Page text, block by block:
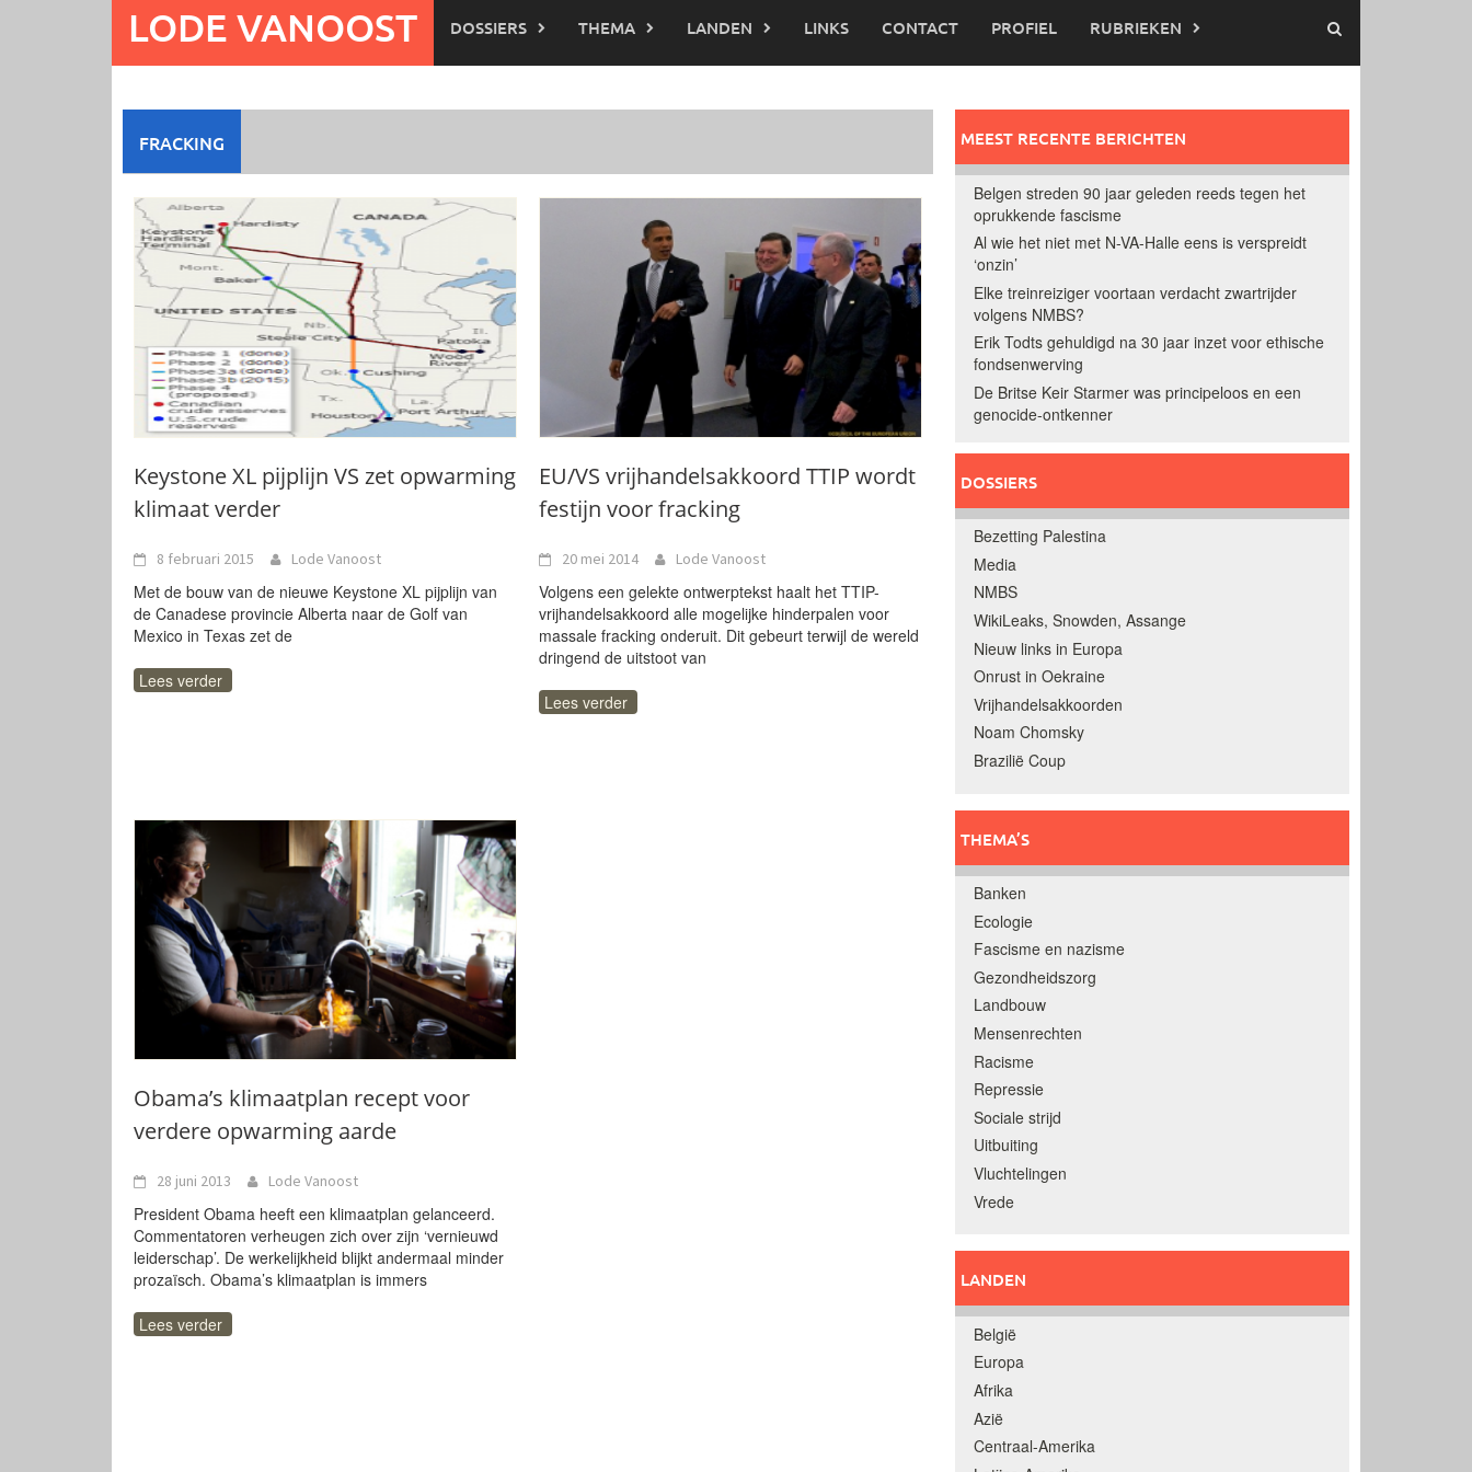
LODE VANOOST DOSSIERS THEMA LANDEN LINKS CONTACT PROFIEL RUBRIEKEN
FRACKING
Keystone XL pijplijn VS zet opwarming
klimaat verder
8 februari 2015 Lode Vanoost
Met de bouw van de nieuwe Keystone XL pijplijn van
de Canadese provincie Alberta naar de Golf van
Mexico in Texas zet de
Lees verder
EU/VS vrijhandelsakkoord TTIP wordt
festijn voor fracking
20 mei 2014 Lode Vanoost
Volgens een gelekte ontwerptekst haalt het TTIP-
vrijhandelsakkoord alle mogelijke hinderpalen voor
massale fracking onderuit. Dit gebeurt terwijl de wereld
dringend de uitstoot van
Lees verder
Obama’s klimaatplan recept voor
verdere opwarming aarde
28 juni 2013 Lode Vanoost
President Obama heeft een klimaatplan gelanceerd.
Commentatoren verheugen zich over zijn ‘vernieuwd
leiderschap’. De werkelijkheid blijkt andermaal minder
prozaïsch. Obama’s klimaatplan is immers
Lees verder
MEEST RECENTE BERICHTEN
Belgen streden 90 jaar geleden reeds tegen het
oprukkende fascisme
Al wie het niet met N-VA-Halle eens is verspreidt
‘onzin’
Elke treinreiziger voortaan verdacht zwartrijder
volgens NMBS?
Erik Todts gehuldigd na 30 jaar inzet voor ethische
fondsenwerving
De Britse Keir Starmer was principeloos en een
genocide-ontkenner
DOSSIERS
Bezetting Palestina
Media
NMBS
WikiLeaks, Snowden, Assange
Nieuw links in Europa
Onrust in Oekraine
Vrijhandelsakkoorden
Noam Chomsky
Brazilië Coup
THEMA’S
Banken
Ecologie
Fascisme en nazisme
Gezondheidszorg
Landbouw
Mensenrechten
Racisme
Repressie
Sociale strijd
Uitbuiting
Vluchtelingen
Vrede
LANDEN
België
Europa
Afrika
Azië
Centraal-Amerika